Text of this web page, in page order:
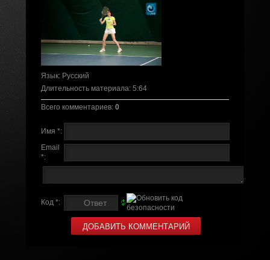
Язык: Русский
Длительность материала: 5:64
Всего комментариев: 0
Имя *:
Email
*:
Код *: